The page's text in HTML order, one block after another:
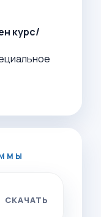
курс/
СКАЧАТЬ